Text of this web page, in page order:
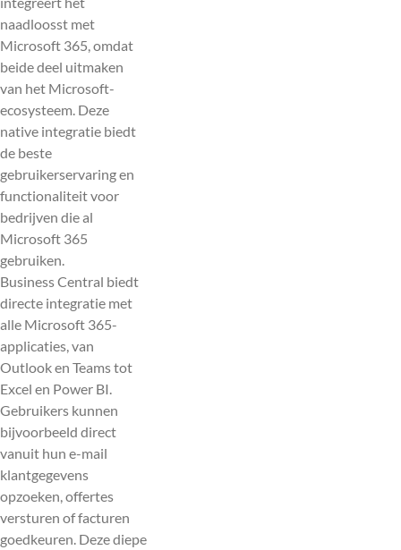
naadloosst met
Microsoft 365, omdat
beide deel uitmaken
van het Microsoft-
ecosysteem. Deze
native integratie biedt
de beste
gebruikerservaring en
functionaliteit voor
bedrijven die al
Microsoft 365
gebruiken.
Business Central biedt
directe integratie met
alle Microsoft 365-
applicaties, van
Outlook en Teams tot
Excel en Power BI.
Gebruikers kunnen
bijvoorbeeld direct
vanuit hun e-mail
klantgegevens
opzoeken, offertes
versturen of facturen
goedkeuren. Deze diepe